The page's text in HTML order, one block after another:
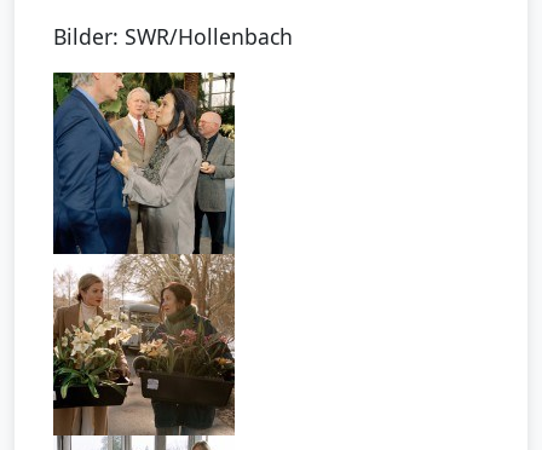
Bilder: SWR/Hollenbach